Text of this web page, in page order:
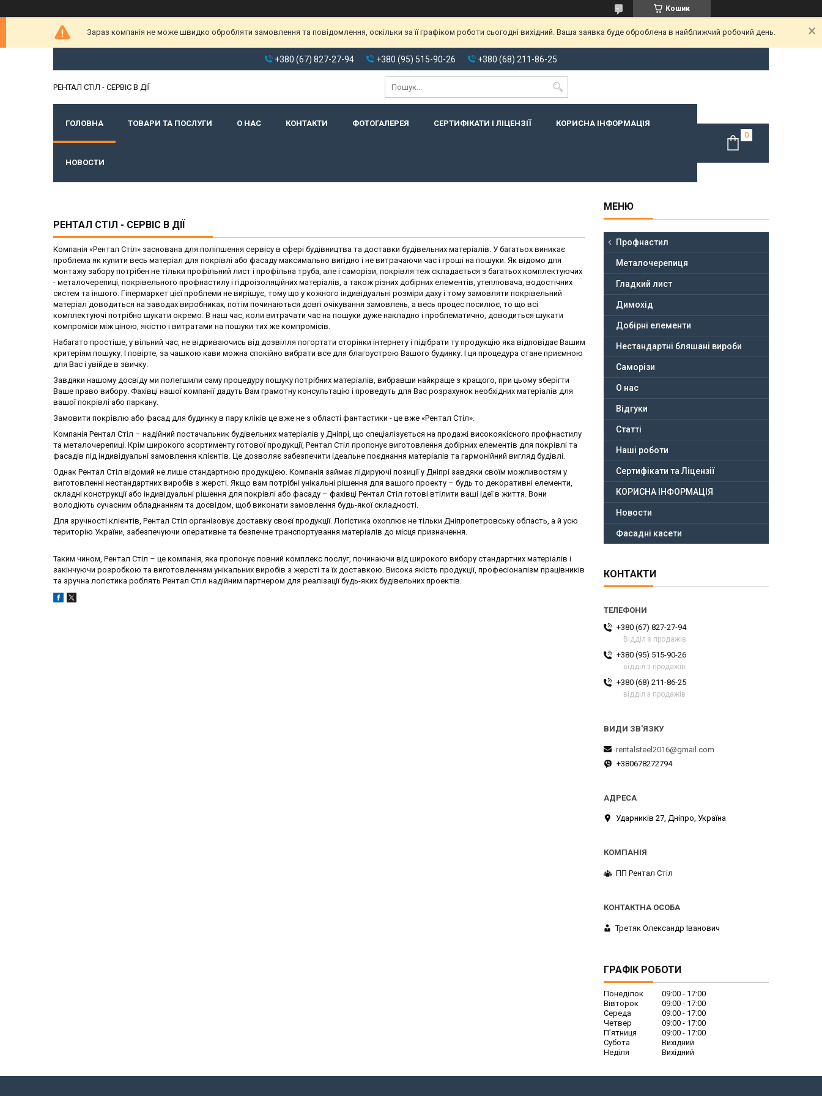
Кошик
Зараз компанія не може швидко обробляти замовлення та повідомлення, оскільки за її графіком роботи сьогодні вихідний. Ваша заявка буде оброблена в найближчий робочий день.
+380 (67) 827-27-94 +380 (95) 515-90-26 +380 (68) 211-86-25
РЕНТАЛ СТІЛ - СЕРВІС В ДІЇ
ГОЛОВНА ТОВАРИ ТА ПОСЛУГИ О НАС КОНТАКТИ ФОТОГАЛЕРЕЯ СЕРТИФІКАТИ І ЛІЦЕНЗІЇ КОРИСНА ІНФОРМАЦІЯ
НОВОСТИ
РЕНТАЛ СТІЛ - СЕРВІС В ДІЇ
Компанія «Рентал Стіл» заснована для поліпшення сервісу в сфері будівництва та доставки будівельних матеріалів. У багатьох виникає
проблема як купити весь матеріал для покрівлі або фасаду максимально вигідно і не витрачаючи час і гроші на пошуки. Як відомо для
монтажу забору потрібен не тільки профільний лист і профільна труба, але і саморізи, покрівля теж складається з багатьох комплектуючих
- металочерепиці, покрівельного профнастилу і гідроізоляційних матеріалів, а також різних добірних елементів, утеплювача, водостічних
систем та іншого. Гіпермаркет цієї проблеми не вирішує, тому що у кожного індивідуальні розміри даху і тому замовляти покрівельний
матеріал доводиться на заводах виробниках, потім починаються довгі очікування замовлень, а весь процес посилює, то що всі
комплектуючі потрібно шукати окремо. В наш час, коли витрачати час на пошуки дуже накладно і проблематично, доводиться шукати
компроміси між ціною, якістю і витратами на пошуки тих же компромісів.
Набагато простіше, у вільний час, не відриваючись від дозвілля погортати сторінки інтернету і підібрати ту продукцію яка відповідає Вашим
критеріям пошуку. І повірте, за чашкою кави можна спокійно вибрати все для благоустрою Вашого будинку. І ця процедура стане приємною
для Вас і увійде в звичку.
Завдяки нашому досвіду ми полегшили саму процедуру пошуку потрібних матеріалів, вибравши найкраще з кращого, при цьому зберігти
Ваше право вибору. Фахівці нашої компанії дадуть Вам грамотну консультацію і проведуть для Вас розрахунок необхідних матеріалів для
вашої покрівлі або паркану.
Замовити покрівлю або фасад для будинку в пару кліків це вже не з області фантастики - це вже «Рентал Стіл».
Компанія Рентал Стіл – надійний постачальник будівельних матеріалів у Дніпрі, що спеціалізується на продажі високоякісного профнастилу
та металочерепиці. Крім широкого асортименту готової продукції, Рентал Стіл пропонує виготовлення добірних елементів для покрівлі та
фасадів під індивідуальні замовлення клієнтів. Це дозволяє забезпечити ідеальне поєднання матеріалів та гармонійний вигляд будівлі.
Однак Рентал Стіл відомий не лише стандартною продукцією. Компанія займає лідируючі позиції у Дніпрі завдяки своїм можливостям у
виготовленні нестандартних виробів з жерсті. Якщо вам потрібні унікальні рішення для вашого проекту – будь то декоративні елементи,
складні конструкції або індивідуальні рішення для покрівлі або фасаду – фахівці Рентал Стіл готові втілити ваші ідеї в життя. Вони
володіють сучасним обладнанням та досвідом, щоб виконати замовлення будь-якої складності.
Для зручності клієнтів, Рентал Стіл організовує доставку своєї продукції. Логістика охоплює не тільки Дніпропетровську область, а й усю
територію України, забезпечуючи оперативне та безпечне транспортування матеріалів до місця призначення.
Таким чином, Рентал Стіл – це компанія, яка пропонує повний комплекс послуг, починаючи від широкого вибору стандартних матеріалів і
закінчуючи розробкою та виготовленням унікальних виробів з жерсті та їх доставкою. Висока якість продукції, професіоналізм працівників
та зручна логістика роблять Рентал Стіл надійним партнером для реалізації будь-яких будівельних проектів.
Профнастил
Металочерепиця
Гладкий лист
Димохід
Добірні елементи
Нестандартні бляшані вироби
Саморізи
О нас
Відгуки
Статті
Наші роботи
Сертифікати та Ліцензії
КОРИСНА ІНФОРМАЦІЯ
Новости
Фасадні касети
КОНТАКТИ
+380 (67) 827-27-94
Відділ з продажів
+380 (95) 515-90-26
відділ з продажів
+380 (68) 211-86-25
відділ з продажів
rentalsteel2016@gmail.com
+380678272794
Ударників 27, Дніпро, Україна
ПП Рентал Стіл
Третяк Олександр Іванович
ГРАФІК РОБОТИ
Понеділок 09:00
17:00
Вівторок
09:00
17:00
Середа
09:00
17:00
Четвер
09:00
17:00
Пʼятниця
09:00
17:00
Субота
Вихідний
Неділя
Вихідний